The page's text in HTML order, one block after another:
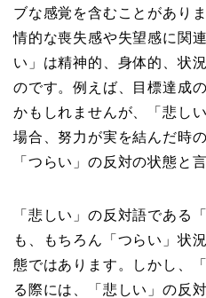
ブな感覚を含むことがあり
情的な喪失感や失望感に関
い」は精神的、身体的、状
のです。例えば、目標達成
かもしれませんが、「悲し
場合、努力が実を結んだ時
「つらい」の反対の状態と
「悲しい」の反対語である
も、もちろん「つらい」状
態ではあります。しかし、
る際には、「悲しい」の反